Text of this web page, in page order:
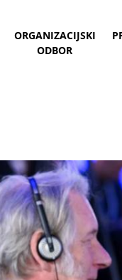
ORGANIZACIJSKI
ODBOR